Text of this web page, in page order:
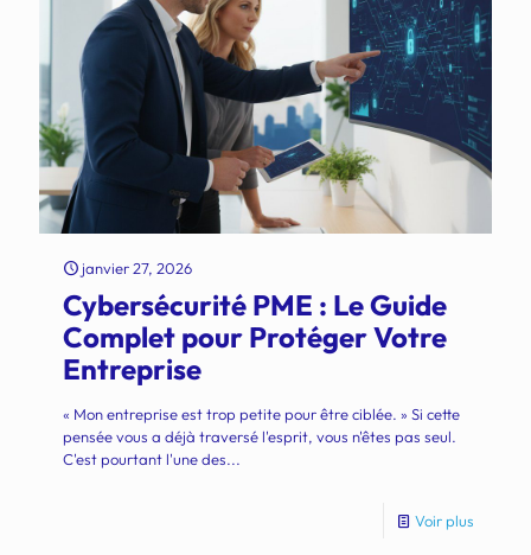
janvier 27, 2026
Cybersécurité PME : Le Guide
Complet pour Protéger Votre
Entreprise
« Mon entreprise est trop petite pour être ciblée. » Si cette
pensée vous a déjà traversé l'esprit, vous n'êtes pas seul.
C'est pourtant l'une des...
Voir plus